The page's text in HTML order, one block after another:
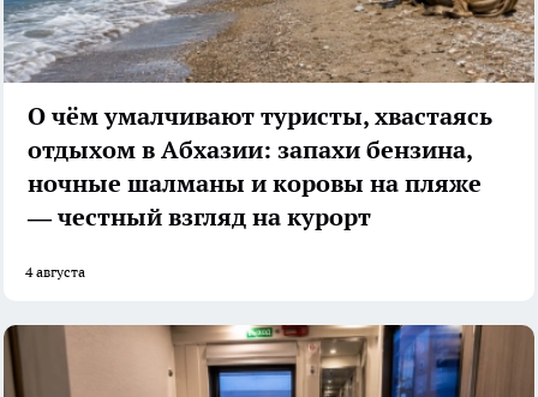
О чём умалчивают туристы, хвастаясь
отдыхом в Абхазии: запахи бензина,
ночные шалманы и коровы на пляже
— честный взгляд на курорт
4 августа